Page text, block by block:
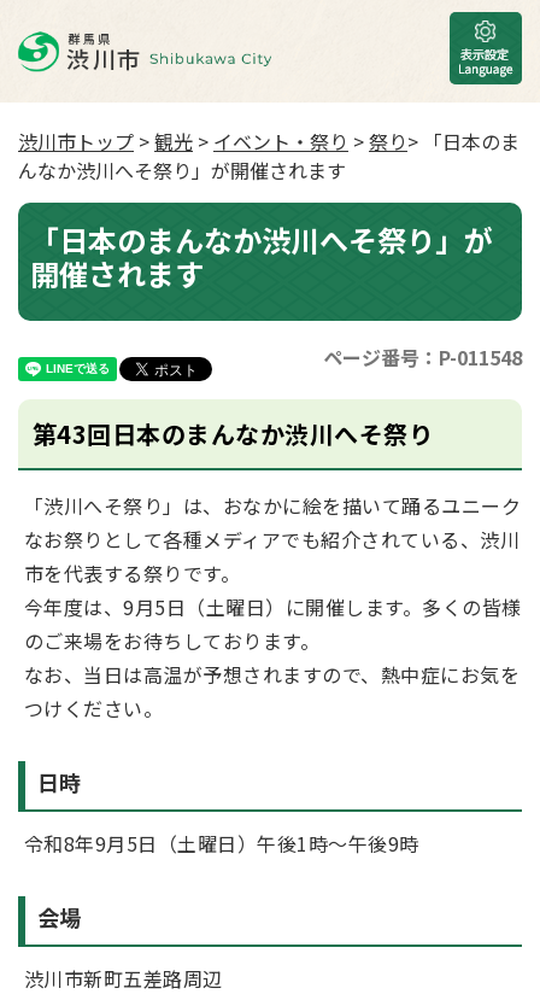
渋川市トップ >観光 > イベント・祭り >祭り> 「日本のま
んなか渋川へそ祭り」が開催されます
「日本のまんなか渋川へそ祭り」が
開催されます
ページ番号：P-011548
第43回日本のまんなか渋川へそ祭り
「渋川へそ祭り」は、おなかに絵を描いて踊るユニーク
なお祭りとして各種メディアでも紹介されている、渋川
市を代表する祭りです。
今年度は、9月5日（土曜日）に開催します。多くの皆様
のご来場をお待ちしております。
なお、当日は高温が予想されますので、熱中症にお気を
つけください。
日時
令和8年9月5日（土曜日）午後1時～午後9時
会場
渋川市新町五差路周辺